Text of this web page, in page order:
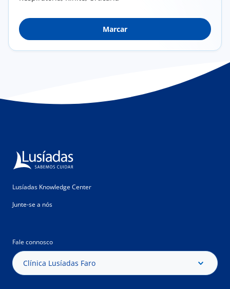
Marcar
Lusíadas Knowledge Center
Junte-se a nós
Fale connosco
Clínica Lusíadas Faro